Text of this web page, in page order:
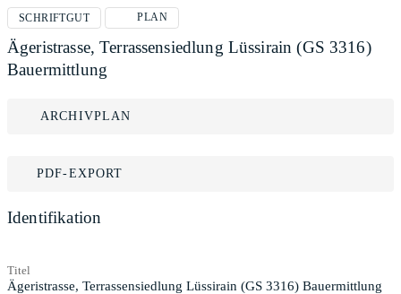
SCHRIFTGUT PLAN
Ägeristrasse, Terrassensiedlung Lüssirain (GS 3316)
Bauermittlung
ARCHIVPLAN
PDF-EXPORT
Identifikation
Titel
Ägeristrasse, Terrassensiedlung Lüssirain (GS 3316) Bauermittlung